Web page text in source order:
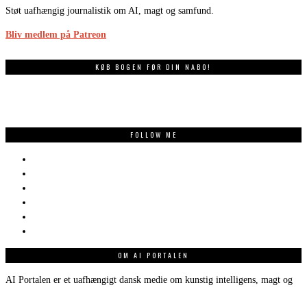
Støt uafhængig journalistik om AI, magt og samfund.
Bliv medlem på Patreon
KØB BOGEN FØR DIN NABO!
FOLLOW ME
OM AI PORTALEN
AI Portalen er et uafhængigt dansk medie om kunstig intelligens, magt og